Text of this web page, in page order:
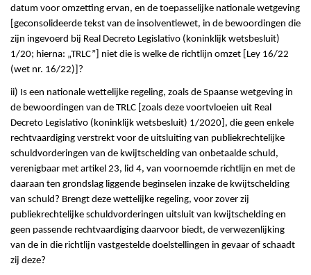
datum voor omzetting ervan, en de toepasselijke nationale wetgeving
[geconsolideerde tekst van de insolventiewet, in de bewoordingen die
zijn ingevoerd bij Real Decreto Legislativo (koninklijk wetsbesluit)
1/20; hierna: „TRLC”] niet die is welke de richtlijn omzet [Ley 16/22
(wet nr. 16/22)]?
ii) Is een nationale wettelijke regeling, zoals de Spaanse wetgeving in
de bewoordingen van de TRLC [zoals deze voortvloeien uit Real
Decreto Legislativo (koninklijk wetsbesluit) 1/2020], die geen enkele
rechtvaardiging verstrekt voor de uitsluiting van publiekrechtelijke
schuldvorderingen van de kwijtschelding van onbetaalde schuld,
verenigbaar met artikel 23, lid 4, van voornoemde richtlijn en met de
daaraan ten grondslag liggende beginselen inzake de kwijtschelding
van schuld? Brengt deze wettelijke regeling, voor zover zij
publiekrechtelijke schuldvorderingen uitsluit van kwijtschelding en
geen passende rechtvaardiging daarvoor biedt, de verwezenlijking
van de in die richtlijn vastgestelde doelstellingen in gevaar of schaadt
zij deze?